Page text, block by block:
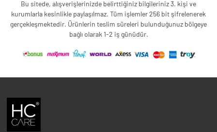
Bu sitede, alışverişlerinizde belirttiğiniz bilgileriniz 3. kişi ve
kurumlarla kesinlikle paylaşılmaz. Tüm işlemler 256 bit şifrelenerek
gerçekleşmektedir. Ürünlerin teslim süreleri bulunduğunuz bölgeye
bağlı olarak 1-2 iş günüdür.